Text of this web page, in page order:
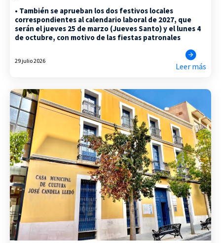
• También se aprueban los dos festivos locales
correspondientes al calendario laboral de 2027, que
serán el jueves 25 de marzo (Jueves Santo) y el lunes 4
de octubre, con motivo de las fiestas patronales
29 julio 2026
Leer más